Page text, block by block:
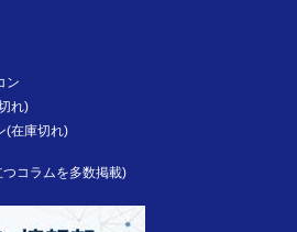
ン
れ)
(在庫切れ)
コラムを多数掲載)